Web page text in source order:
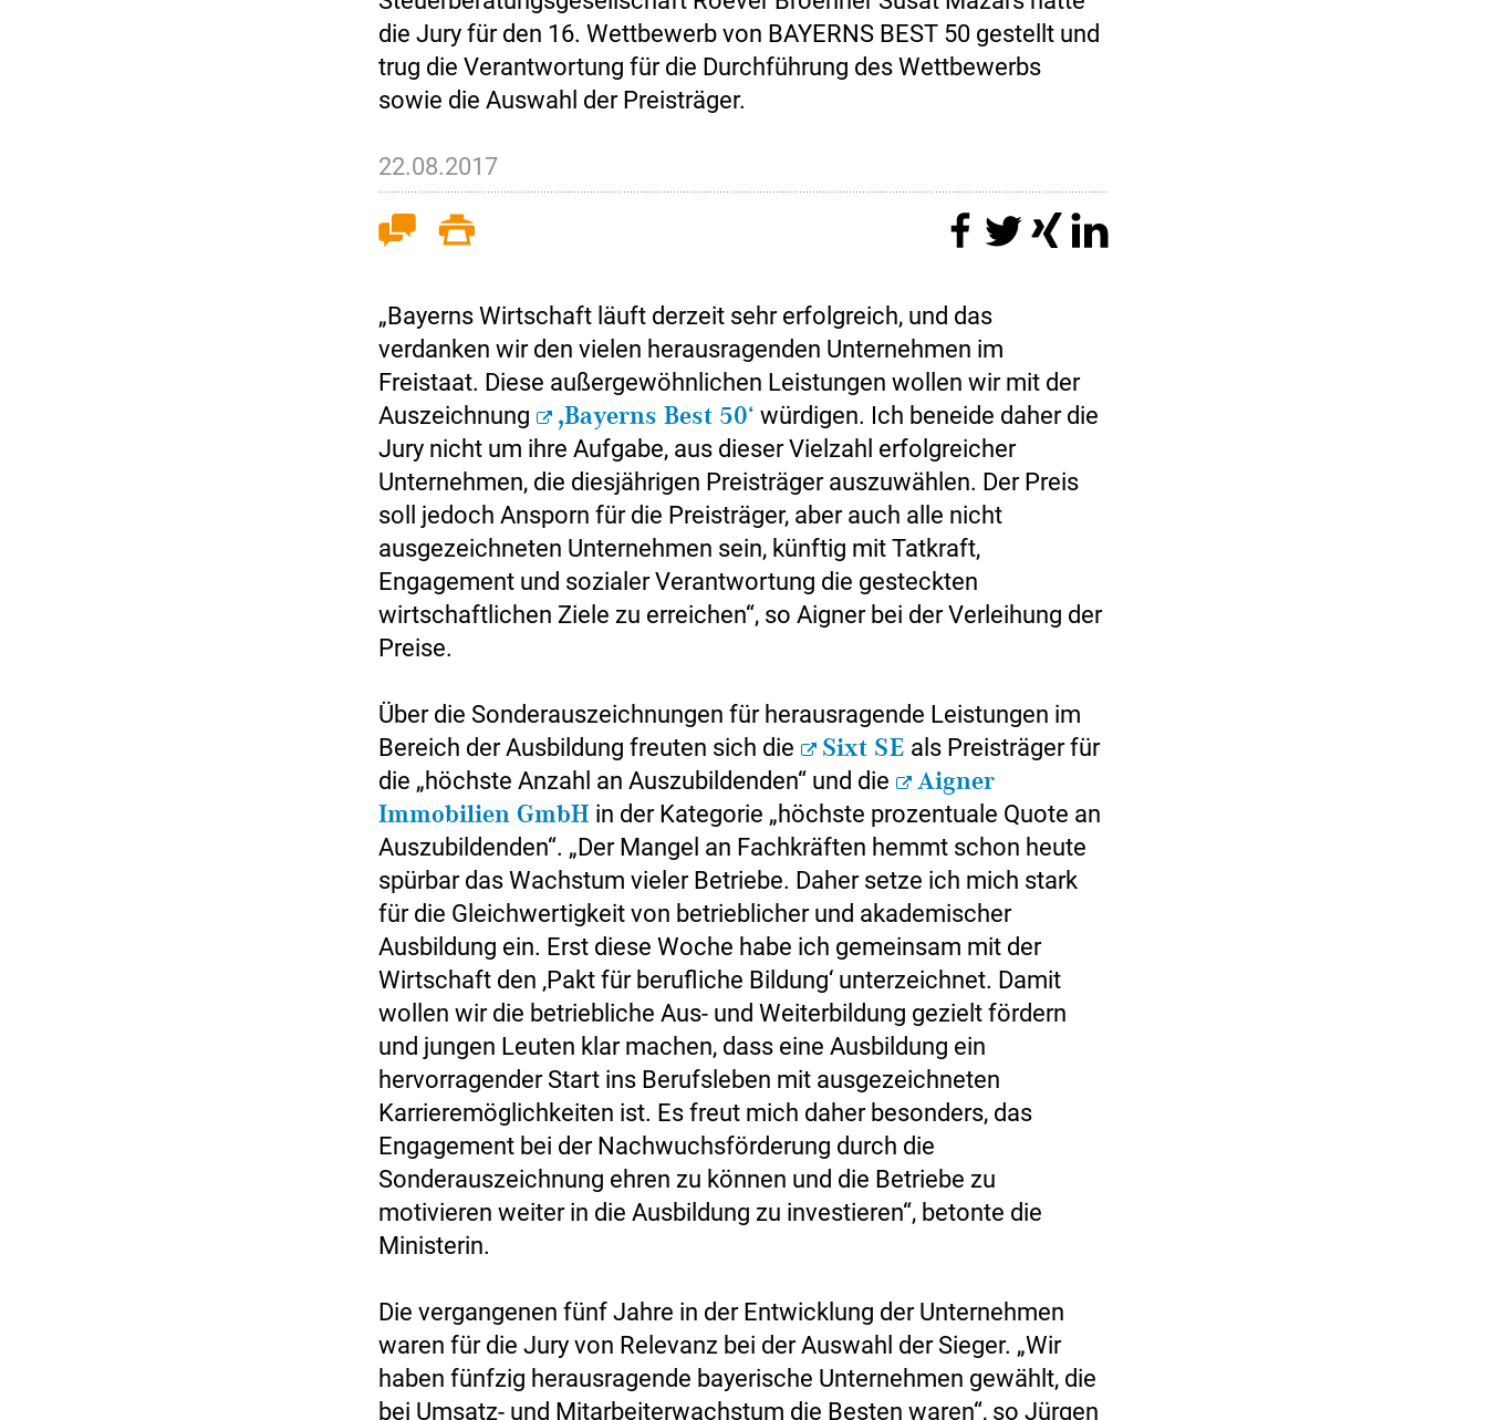
die Jury für den 16. Wettbewerb von BAYERNS BEST 50 gestellt und
trug die Verantwortung für die Durchführung des Wettbewerbs
sowie die Auswahl der Preisträger.
22.08.2017
„Bayerns Wirtschaft läuft derzeit sehr erfolgreich, und das
verdanken wir den vielen herausragenden Unternehmen im
Freistaat. Diese außergewöhnlichen Leistungen wollen wir mit der
Auszeichnung
‚Bayerns Best 50‘ würdigen. Ich beneide daher die
Jury nicht um ihre Aufgabe, aus dieser Vielzahl erfolgreicher
Unternehmen, die diesjährigen Preisträger auszuwählen. Der Preis
soll jedoch Ansporn für die Preisträger, aber auch alle nicht
ausgezeichneten Unternehmen sein, künftig mit Tatkraft,
Engagement und sozialer Verantwortung die gesteckten
wirtschaftlichen Ziele zu erreichen“, so Aigner bei der Verleihung der
Preise.
Über die Sonderauszeichnungen für herausragende Leistungen im
Bereich der Ausbildung freuten sich die
Sixt SE als Preisträger für
die „höchste Anzahl an Auszubildenden“ und die
Aigner
Immobilien GmbH in der Kategorie „höchste prozentuale Quote an
Auszubildenden“. „Der Mangel an Fachkräften hemmt schon heute
spürbar das Wachstum vieler Betriebe. Daher setze ich mich stark
für die Gleichwertigkeit von betrieblicher und akademischer
Ausbildung ein. Erst diese Woche habe ich gemeinsam mit der
Wirtschaft den ‚Pakt für berufliche Bildung‘ unterzeichnet. Damit
wollen wir die betriebliche Aus- und Weiterbildung gezielt fördern
und jungen Leuten klar machen, dass eine Ausbildung ein
hervorragender Start ins Berufsleben mit ausgezeichneten
Karrieremöglichkeiten ist. Es freut mich daher besonders, das
Engagement bei der Nachwuchsförderung durch die
Sonderauszeichnung ehren zu können und die Betriebe zu
motivieren weiter in die Ausbildung zu investieren“, betonte die
Ministerin.
Die vergangenen fünf Jahre in der Entwicklung der Unternehmen
waren für die Jury von Relevanz bei der Auswahl der Sieger. „Wir
haben fünfzig herausragende bayerische Unternehmen gewählt, die
bei Umsatz- und Mitarbeiterwachstum die Besten waren“, so Jürgen